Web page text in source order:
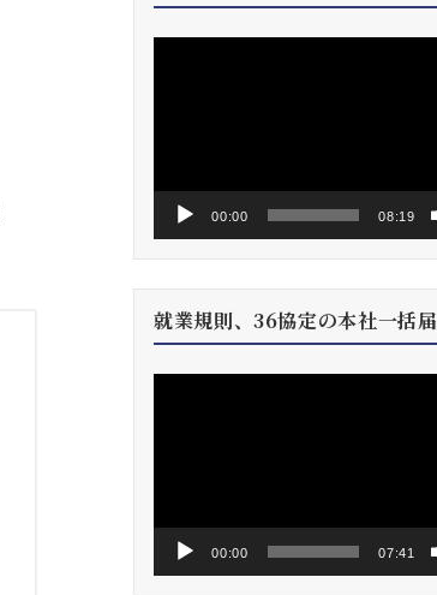
00:00 08:19
就業規則、36協定の本社一括届
00:00 07:41